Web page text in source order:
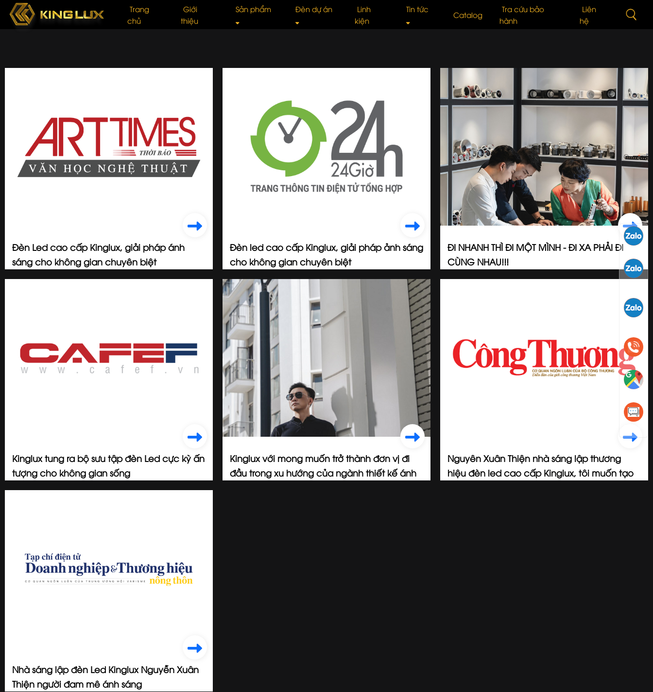
Trang
chủ
Giới
thiệu
Sản phẩm
Ray nam châm âm trần Spotlight âm trần Đèn ống bơ chiếu rọi
DOWNLIGHT Tán Quang Bơ Tán Quang
Đèn Trần Thả
Đèn UFO Đèn Pha Đèn bàn
Đèn Tuýp Led Đèn ốp trần
Đèn dự án
Đèn Spotlight
Đèn rọi ray
Đèn rửa tường
Đèn ống bơ
Đèn chiếu điểm gắn trần
Đèn EXIT
Linh
kiện
Tin tức
Tư Vấn Lựa Chọn Sản Phẩm
Giới Thiệu Sản Phẩm
Kiến thức cơ bản về LED
TIN TỨC BÁO CHÍ
Công trình đã triển khai
Catalog
Tra cứu bảo
hành
Liên
hệ
Đèn Led cao cấp Kinglux, giải pháp ánh
sáng cho không gian chuyên biệt
Đèn led cao cấp Kinglux, giải pháp ảnh sáng
cho không gian chuyên biệt
ĐI NHANH THÌ ĐI MỘT MÌNH - ĐI XA PHẢI ĐI
CÙNG NHAU!!!
Kinglux tung ra bộ sưu tập đèn Led cực kỳ ấn
tượng cho không gian sống
Kinglux với mong muốn trở thành đơn vị đi
đầu trong xu hướng của ngành thiết kế ánh
Nguyên Xuân Thiện nhà sáng lập thương
hiệu đèn led cao cấp Kinglux, tôi muốn tạo
Nhà sáng lập đèn Led Kinglux Nguyễn Xuân
Thiện người đam mê ánh sáng
Hotline